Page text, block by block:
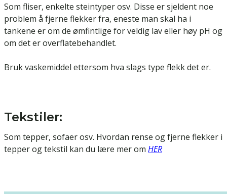
Som fliser, enkelte steintyper osv. Disse er sjeldent noe
problem å fjerne flekker fra, eneste man skal ha i
tankene er om de ømfintlige for veldig lav eller høy pH og
om det er overflatebehandlet.
Bruk vaskemiddel ettersom hva slags type flekk det er.
Tekstiler:
Som tepper, sofaer osv. Hvordan rense og fjerne flekker i
tepper og tekstil kan du lære mer om HER